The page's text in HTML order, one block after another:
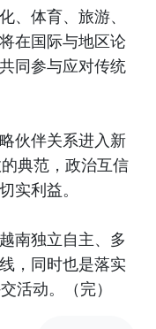
、体育、旅游、
在国际与地区论
同参与应对传统
伙伴关系进入新
典范，政治互信
实利益。
南独立自主、多
，同时也是落实
活动。（完）